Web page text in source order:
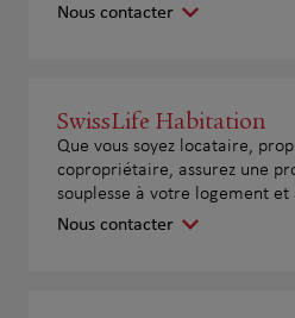
Nous contacter
SwissLife Habitation
Que vous soyez locataire,
copropriétaire, assurez une
souplesse à votre logement et
Nous contacter